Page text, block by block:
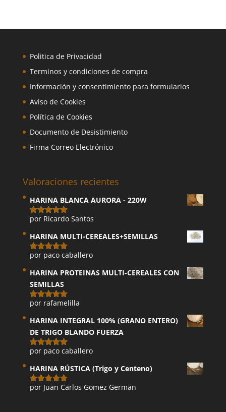
Politica de Privacidad
Terminos y condiciones de compra
Información y consentimiento para formularios
Aviso de Cookies
Política de Cookies
Documento de Desistimiento
Firma Correo Electrónico
Valoraciones recientes
HARINA BLANCA AURORA - 220W
Valorado
por Ricardo Santos
HARINA MULTI-CEREALES+SEMILLAS
Valorado
por paco caballero
HARINA PROTEINAS MULTI-CEREALES CON
SEMILLAS
Valorado
por rafamelilla
HARINA INTEGRAL 100% (GRANO ENTERO)
DE TRIGO BLANDO FUERZA
Valorado
por paco caballero
HARINA RÚSTICA (Trigo y Centeno)
Valorado
por Juan Carlos Gomez German